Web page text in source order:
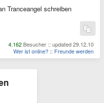
Tranceangel schreiben
4.162 Besucher :: updated 29.12.10
Wer ist online? :: Freunde werden